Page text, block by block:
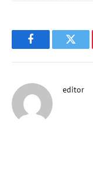
Facebook
editor